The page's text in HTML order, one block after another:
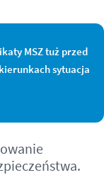
MSZ tuż przed
sytuacja